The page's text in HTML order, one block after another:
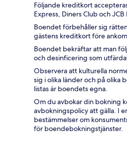
Följande kreditkort
Express, Diners Club och
Boendet förbehåller sig
gästens kreditkort före
Boendet bekräftar att man
och desinficering som
Observera att kulturella
sig i olika länder och på olika
listas är boendets egna.
Om du avbokar din bokning
avbokningspolicy att gälla. I
bestämmelser om
för boendebokningstjänster.